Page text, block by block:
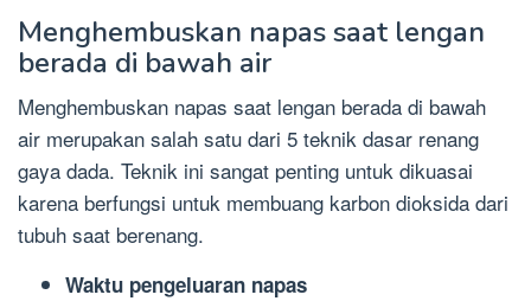
Menghembuskan napas saat lengan
berada di bawah air
Menghembuskan napas saat lengan berada di bawah
air merupakan salah satu dari 5 teknik dasar renang
gaya dada. Teknik ini sangat penting untuk dikuasai
karena berfungsi untuk membuang karbon dioksida dari
tubuh saat berenang.
Waktu pengeluaran napas